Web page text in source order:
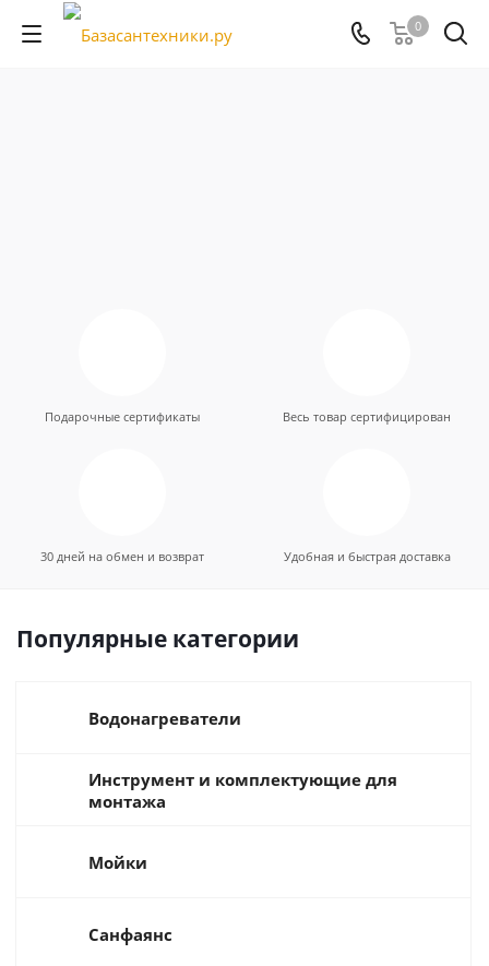
0
Подарочные сертификаты Весь товар сертифицирован
30 дней на обмен и возврат Удобная и быстрая доставка
Популярные категории
Водонагреватели
Инструмент и комплектующие для
монтажа
Мойки
Санфаянс